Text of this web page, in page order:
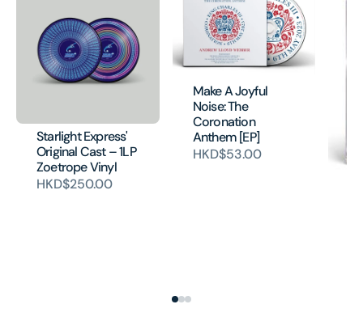
Starlight Express'
Original Cast – 1LP
Zoetrope Vinyl
HKD$250.00
Make A Joyful
Noise: The
Coronation
Anthem [EP]
HKD$53.00